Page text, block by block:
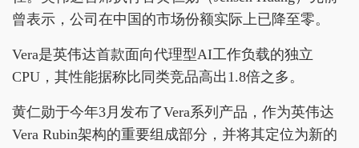
曾表示，公司在中国的市场份额实际上已降至零。
Vera是英伟达首款面向代理型AI工作负载的独立
CPU，其性能据称比同类竞品高出1.8倍之多。
黄仁勋于今年3月发布了Vera系列产品，作为英伟达
Vera Rubin架构的重要组成部分，并将其定位为新的